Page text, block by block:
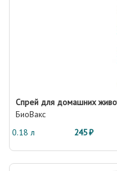
Спрей для домашних
БиоВакс
0.18 л
245 ₽